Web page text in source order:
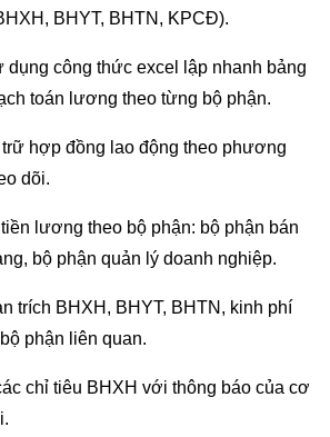
BHYT, BHTN, KPCĐ).
công thức excel lập nhanh bảng
toán lương theo từng bộ phận.
hợp đồng lao động theo phương
dõi.
lương theo bộ phận: bộ phận bán
bộ phận quản lý doanh nghiệp.
trích BHXH, BHYT, BHTN, kinh phí
phận liên quan.
chỉ tiêu BHXH với thông báo của cơ